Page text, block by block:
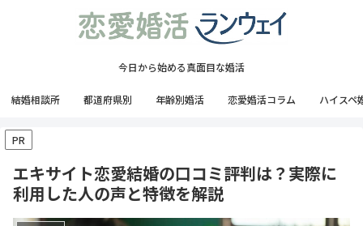
今日から始める真面目な婚活
結婚相談所 都道府県別 年齢別婚活 恋愛婚活コラム ハイスペ
PR
エキサイト恋愛結婚の口コミ評判は？実際に
利用した人の声と特徴を解説